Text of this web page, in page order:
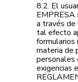
8.2. El
EMPRESA
a través
tal efecto
formularios
materia de
personales
exigencias